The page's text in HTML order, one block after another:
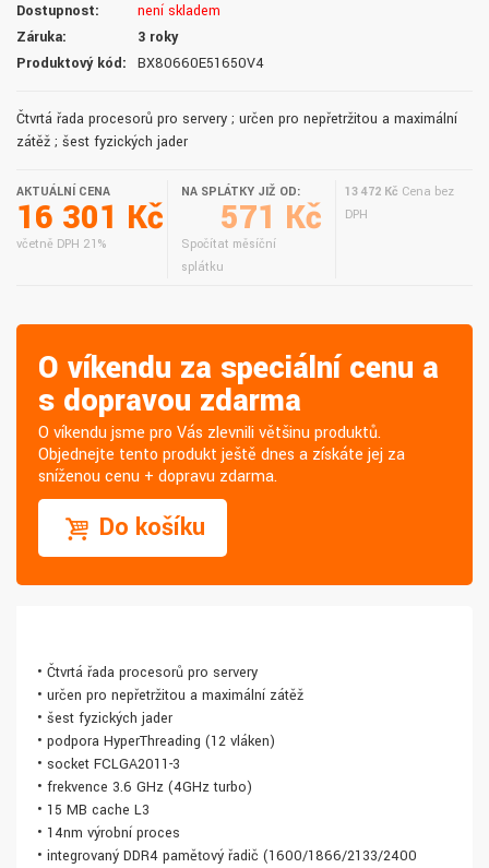
Dostupnost:
není skladem
Záruka:
3 roky
Produktový kód:
BX80660E51650V4
Čtvrtá řada procesorů pro servery ; určen pro nepřetržitou a maximální
zátěž ; šest fyzických jader
AKTUÁLNÍ CENA
16 301 Kč
včetně DPH 21%
NA SPLÁTKY JIŽ OD:
571 Kč
Spočítat měsíční
splátku
13 472 Kč Cena bez
DPH
O víkendu za speciální cenu a
s dopravou zdarma
O víkendu jsme pro Vás zlevnili většinu produktů.
Objednejte tento produkt ještě dnes a získáte jej za
sníženou cenu + dopravu zdarma.
Do košíku
• Čtvrtá řada procesorů pro servery
• určen pro nepřetržitou a maximální zátěž
• šest fyzických jader
• podpora HyperThreading (12 vláken)
• socket FCLGA2011-3
• frekvence 3.6 GHz (4GHz turbo)
• 15 MB cache L3
• 14nm výrobní proces
• integrovaný DDR4 paměťový řadič (1600/1866/2133/2400